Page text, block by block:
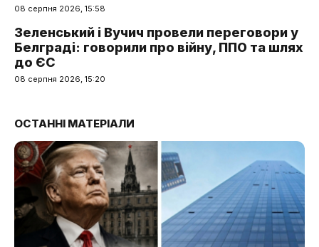
08 серпня 2026, 15:58
Зеленський і Вучич провели переговори у
Белграді: говорили про війну, ППО та шлях
до ЄС
08 серпня 2026, 15:20
ОСТАННІ МАТЕРІАЛИ